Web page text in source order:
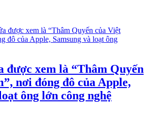
được xem là “Thâm Quyến
nơi đóng đô của Apple,
ông lớn công nghệ